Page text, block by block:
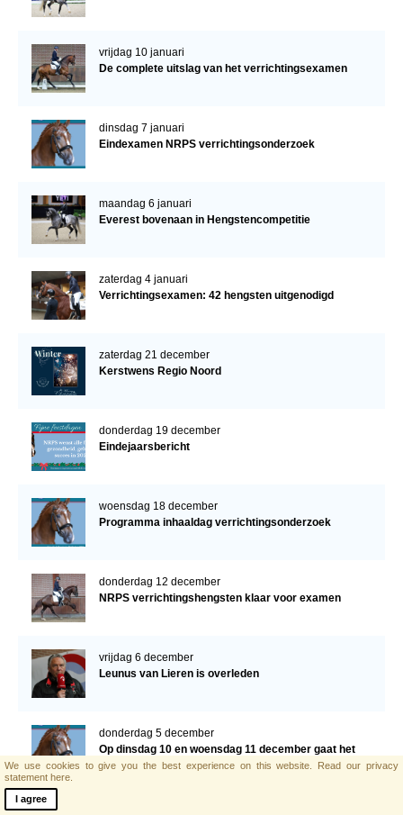
vrijdag 10 januari
De complete uitslag van het verrichtingsexamen
dinsdag 7 januari
Eindexamen NRPS verrichtingsonderzoek
maandag 6 januari
Everest bovenaan in Hengstencompetitie
zaterdag 4 januari
Verrichtingsexamen: 42 hengsten uitgenodigd
zaterdag 21 december
Kerstwens Regio Noord
donderdag 19 december
Eindejaarsbericht
woensdag 18 december
Programma inhaaldag verrichtingsonderzoek
donderdag 12 december
NRPS verrichtingshengsten klaar voor examen
vrijdag 6 december
Leunus van Lieren is overleden
donderdag 5 december
Op dinsdag 10 en woensdag 11 december gaat het
verrichtingsonderzoek voor de jonge hengsten
We use cookies to give you the best experience on this website. Read our privacy
statement here.
I agree